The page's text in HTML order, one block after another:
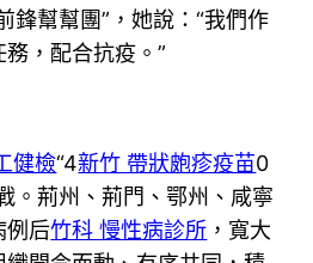
鋒幫幫團”，她說：“我們作
，配合抗疫。”
健檢“4新竹 帶狀皰疹疫苗0
。荊州、荊門、鄂州、咸寧
例后竹科 慢性病診所 ，寬大